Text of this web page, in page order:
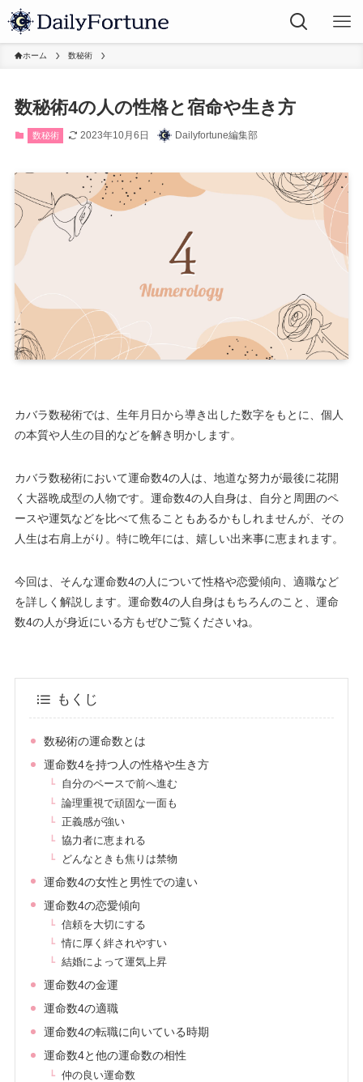
ホーム 数秘術
数秘術4の人の性格と宿命や生き方
数秘術 2023年10月6日 Dailyfortune編集部
カバラ数秘術では、生年月日から導き出した数字をもとに、個人
の本質や人生の目的などを解き明かします。
カバラ数秘術において運命数4の人は、地道な努力が最後に花開
く大器晩成型の人物です。運命数4の人自身は、自分と周囲のペ
ースや運気などを比べて焦ることもあるかもしれませんが、その
人生は右肩上がり。特に晩年には、嬉しい出来事に恵まれます。
今回は、そんな運命数4の人について性格や恋愛傾向、適職など
を詳しく解説します。運命数4の人自身はもちろんのこと、運命
数4の人が身近にいる方もぜひご覧くださいね。
もくじ
数秘術の運命数とは
運命数4を持つ人の性格や生き方
自分のペースで前へ進む
論理重視で頑固な一面も
正義感が強い
協力者に恵まれる
どんなときも焦りは禁物
運命数4の女性と男性での違い
運命数4の恋愛傾向
信頼を大切にする
情に厚く絆されやすい
結婚によって運気上昇
運命数4の金運
運命数4の適職
運命数4の転職に向いている時期
運命数4と他の運命数の相性
仲の良い運命数